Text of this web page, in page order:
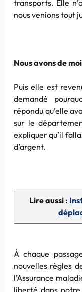
transports. Elle
nous venions tout
Nous avons de
Puis elle est
demandé
répondu qu’elle
sur le
expliquer qu’il
d’argent.
Lire aussi :
À chaque
nouvelles règles
l’Assurance
liberté dans notre